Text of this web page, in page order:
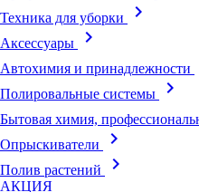
Техника для уборки keyboard_arrow_right
Аксессуары keyboard_arrow_right
Автохимия и принадлежности
Полировальные системы keyboard_arrow_right
Бытовая химия,
Опрыскиватели keyboard_arrow_right
Полив растений keyboard_arrow_right
АКЦИЯ